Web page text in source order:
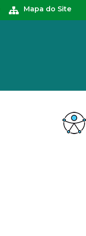
Mapa do Site